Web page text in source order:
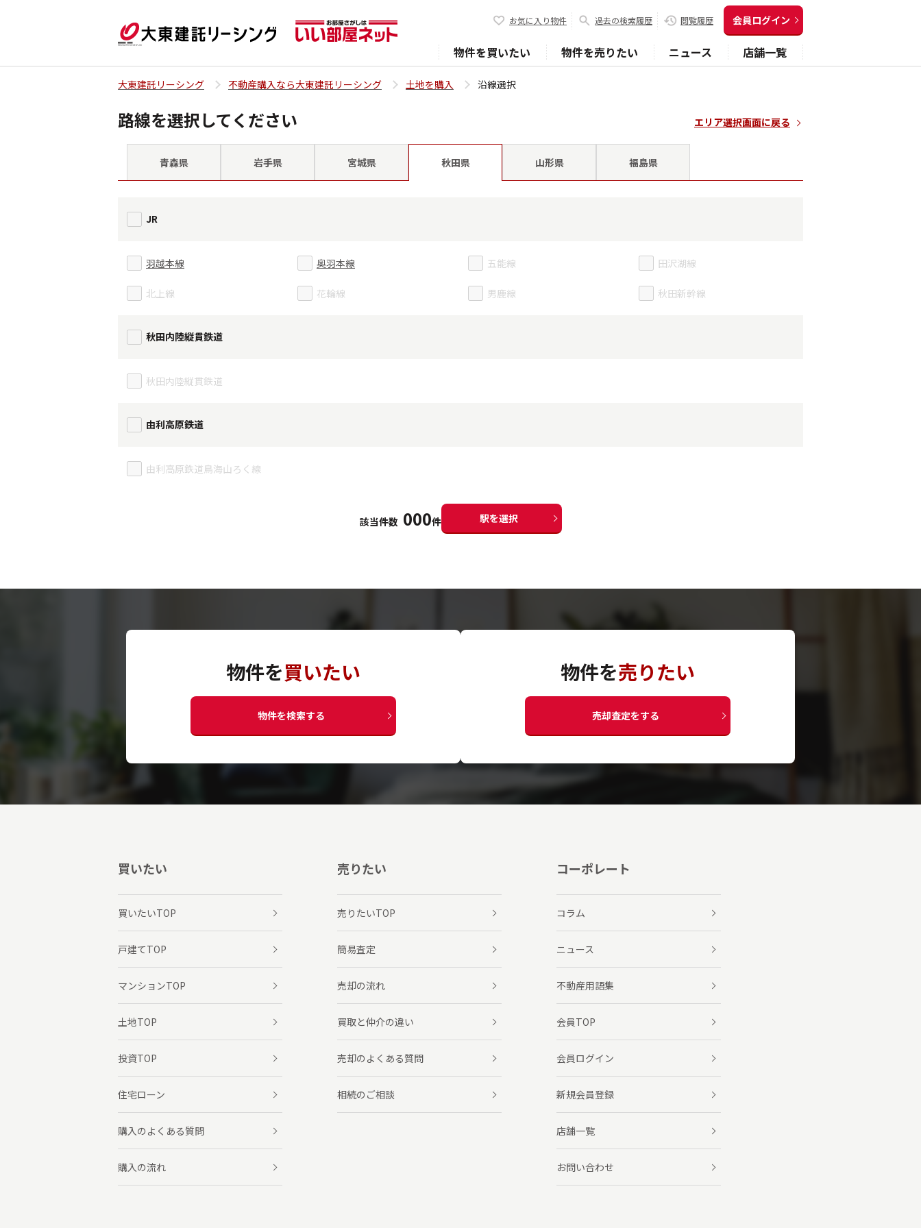
お気に入り物件 過去の検索履歴 閲覧履歴 会員ログイン
物件を買いたい 物件を売りたい ニュース 店舗一覧
大東建託リーシング 不動産購入なら大東建託リーシング 土地を購入 沿線選択
路線を選択してください エリア選択画面に戻る
青森県 岩手県 宮城県 秋田県 山形県 福島県
JR
羽越本線 奥羽本線 五能線 田沢湖線
北上線 花輪線 男鹿線 秋田新幹線
秋田内陸縦貫鉄道
秋田内陸縦貫鉄道
由利高原鉄道
由利高原鉄道鳥海山ろく線
該当件数 000件 駅を選択
物件を買いたい
物件を検索する
物件を売りたい
売却査定をする
買いたい
買いたいTOP
戸建てTOP
マンションTOP
土地TOP
投資TOP
住宅ローン
購入のよくある質問
購入の流れ
売りたい
売りたいTOP
簡易査定
売却の流れ
買取と仲介の違い
売却のよくある質問
相続のご相談
コーポレート
コラム
ニュース
不動産用語集
会員TOP
会員ログイン
新規会員登録
店舗一覧
お問い合わせ